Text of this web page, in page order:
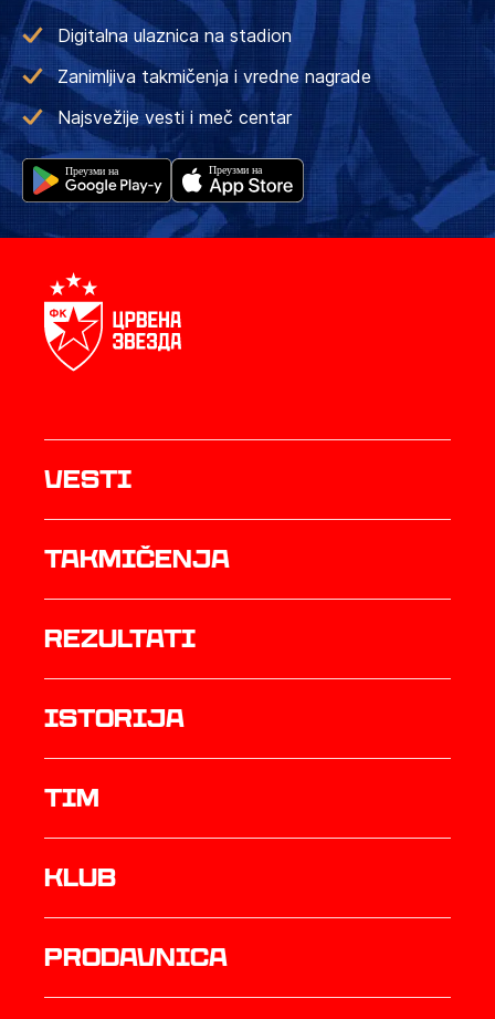
Digitalna ulaznica na stadion
Zanimljiva takmičenja i vredne nagrade
Najsvežije vesti i meč centar
Vesti
Takmičenja
rezultati
istorija
TIM
Klub
prodavnica